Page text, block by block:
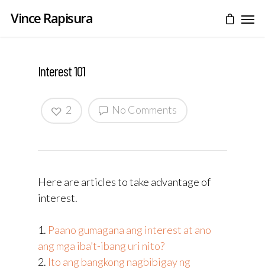
Vince Rapisura
Interest 101
No Comments
2
Here are articles to take advantage of
interest.
1. Paano gumagana ang interest at ano
ang mga iba’t-ibang uri nito?
2. Ito ang bangkong nagbibigay ng